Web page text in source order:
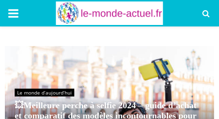
PRIMARY
Le monde d’aujourd’hui
💥Meilleure perche à selfie 2024 – guide d’achat
et comparatif des modèles incontournables pour